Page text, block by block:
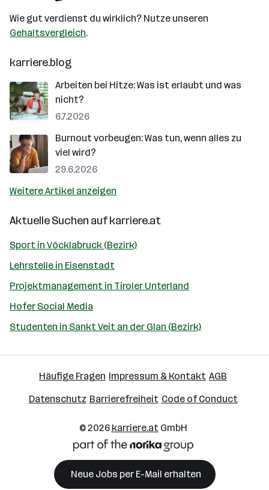
Wie gut verdienst du wirklich? Nutze unseren
Gehaltsvergleich.
karriere.blog
Arbeiten bei Hitze: Was ist erlaubt und was
nicht?
6.7.2026
Burnout vorbeugen: Was tun, wenn alles zu
viel wird?
29.6.2026
Weitere Artikel anzeigen
Aktuelle Suchen aufkarriere.at
Sport in Vöcklabruck (Bezirk)
Lehrstelle in Eisenstadt
Projektmanagement in Tiroler Unterland
Hofer Social Media
Studenten in Sankt Veit an der Glan (Bezirk)
Häufige Fragen Impressum & Kontakt AGB
Datenschutz Barrierefreiheit Code of Conduct
© 2026 karriere.atGmbH
Neue Jobs per E-Mail erhalten